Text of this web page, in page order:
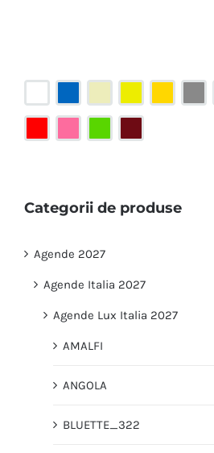
Categorii de produse
Agende 2027
Agende Italia 2027
Agende Lux Italia 2027
AMALFI
ANGOLA
BLUETTE_322